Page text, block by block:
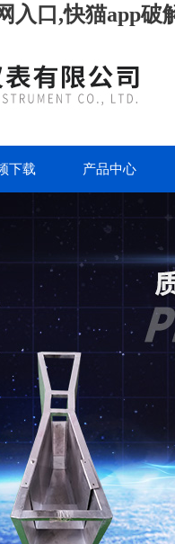
入口,快猫app
下载 产品中心